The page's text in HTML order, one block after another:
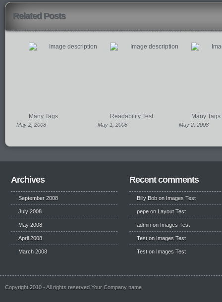
Related Posts
Many Tags
May 2, 2008
Readability Test
May 1, 2008
Many Tags
May 2, 2008
Archives
September 2008
July 2008
May 2008
April 2008
March 2008
Recent comments
Billy Bob on Images Test
pepe on Layout Test
admin on Images Test
Test on Images Test
Test on Images Test
Copyright 2010 - All rights reserved Your Company name